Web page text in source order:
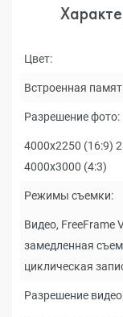
Цвет:
Встроенная
Разрешение фото:
4000x2250 (16:9)
4000x3000 (4:3)
Режимы съемки:
Видео, FreeFrame
замедленная
циклическая
Разрешение